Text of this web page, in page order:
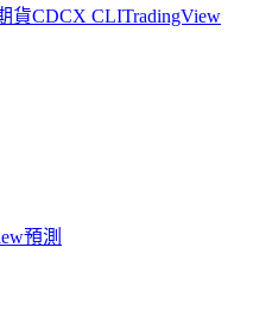
貨CDCX CLITradingView
預測